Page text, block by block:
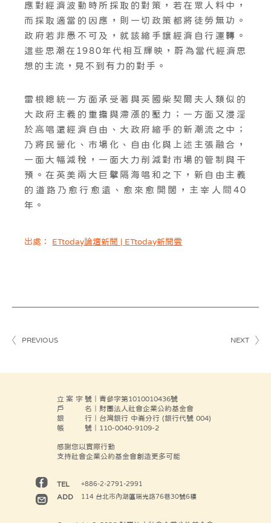
應對經濟波動時所採取的對策，若在眾人料中，
而採取適當的因應，則一切政策都將徒勞無功。
政府若非愚不可及，就該縮手讓經濟自行運轉。
這些思潮在1980年代相互輝映，蔚為當代經濟思
想的主流，見不到有力的對手。
雷根總統一方面承受著與英國柴契爾夫人類似的
大政府主義的重擔與滯漲的壓力；一方面又浸淫
於高唱還經濟自由、大政府縮手的新潮流之中；
乃將民營化、市場化、自由化與上述主張融合，
一面大幅減稅，一面大力削減對市場的管制與干
預。在英美兩大巨擘隔海唱和之下，新自由主義
的道路乃愈行愈遠、愈來愈開闊，主宰人間40
年。
出處： ETtoday論壇新聞 | ETtoday新聞雲
PREVIOUS NEXT
立案字號 ｜青參字第1010010436號
戶名 ｜財團法人社會企業公約基金會
銀行 ｜台灣銀行 中崙分行 (銀行代號 004)
帳號 ｜110-0040-9109-2
感謝您以實際行動
支持社會企業公約基金會創造更多可能
TEL +886-2-2791-2991
ADD 114 台北市內湖區瑞光路76巷30號6樓